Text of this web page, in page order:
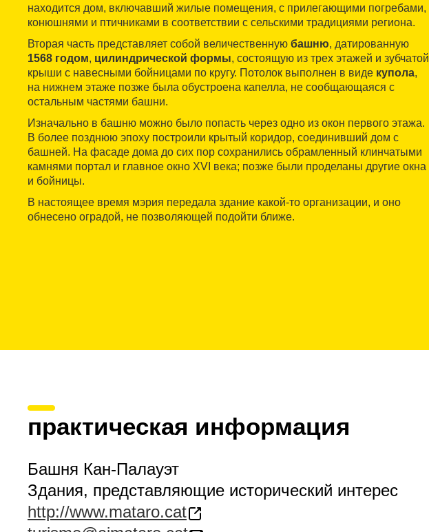
находится дом, включавший жилые помещения, с прилегающими погребами,
конюшнями и птичниками в соответствии с сельскими традициями региона.
Вторая часть представляет собой величественную башню, датированную
1568 годом, цилиндрической формы, состоящую из трех этажей и зубчатой
крыши с навесными бойницами по кругу. Потолок выполнен в виде купола,
на нижнем этаже позже была обустроена капелла, не сообщающаяся с
остальным частями башни.
Изначально в башню можно было попасть через одно из окон первого этажа.
В более позднюю эпоху построили крытый коридор, соединивший дом с
башней. На фасаде дома до сих пор сохранились обрамленный клинчатыми
камнями портал и главное окно XVI века; позже были проделаны другие окна
и бойницы.
В настоящее время мэрия передала здание какой-то организации, и оно
обнесено оградой, не позволяющей подойти ближе.
практическая информация
Башня Кан-Палауэт
Здания, представляющие исторический интерес
http://www.mataro.cat